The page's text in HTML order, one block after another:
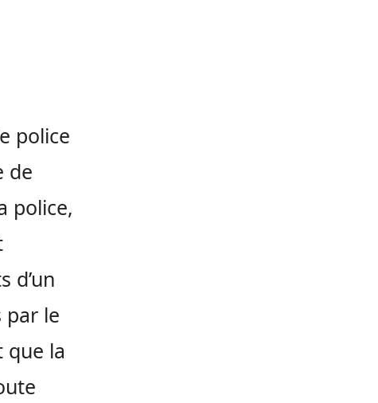
police
de
police,
d’un
par le
que la